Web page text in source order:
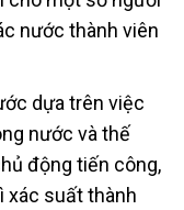
nước thành viên
dựa trên việc
nước và thế
động tiến công,
xác suất thành